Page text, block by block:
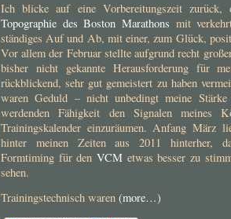
Ich blicke auf eine Vorbereitungszeit
Topographie des Boston Marathons mit
ständiges Auf und Ab, mit einer, zum Glück,
Vor allem der Februar stellte aufgrund recht
bisher nicht gekannte Herausforderung für
rückblickend, sehr gut gemeistert zu haben
waren Geduld – nicht unbedingt meine
werdenden Fähigkeit den Signalen meines
Trainingskalender einzuräumen. Anfang März
hinter meinen Zeiten aus 2011 hinterher,
Formtiming für den VCM etwas besser zu
sehen.
Trainingstechnisch waren (more…)